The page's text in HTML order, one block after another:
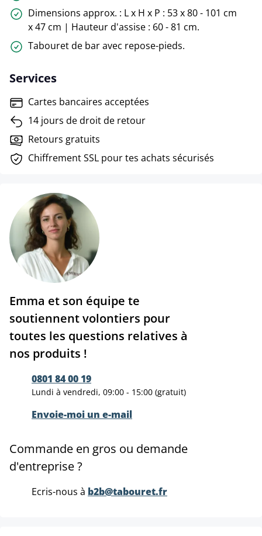
Dimensions approx. : L x H x P : 53 x 80 - 101 cm
x 47 cm | Hauteur d'assise : 60 - 81 cm.
Tabouret de bar avec repose-pieds.
Services
Cartes bancaires acceptées
14 jours de droit de retour
Retours gratuits
Chiffrement SSL pour tes achats sécurisés
Emma et son équipe te
soutiennent volontiers pour
toutes les questions relatives à
nos produits !
0801 84 00 19
Lundi à vendredi, 09:00 - 15:00 (gratuit)
Envoie-moi un e-mail
Commande en gros ou demande
d'entreprise ?
Ecris-nous à b2b@tabouret.fr